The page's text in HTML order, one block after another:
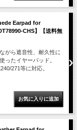
Earpad for
CHS】【送料無
がら遮音性、耐久性に
ったイヤーパッド。
271等に対応。